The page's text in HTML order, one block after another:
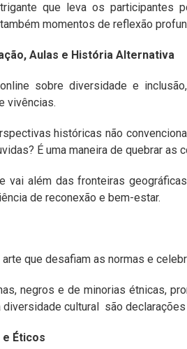
que leva os participantes
momentos de reflexão
Aulas e História Alternativa
sobre diversidade e
vivências.
históricas não
É uma maneira de quebrar as
vai além das fronteiras
de reconexão e bem-estar.
que desafiam as normas e
negros e de minorias étnicas,
cultural são
Éticos